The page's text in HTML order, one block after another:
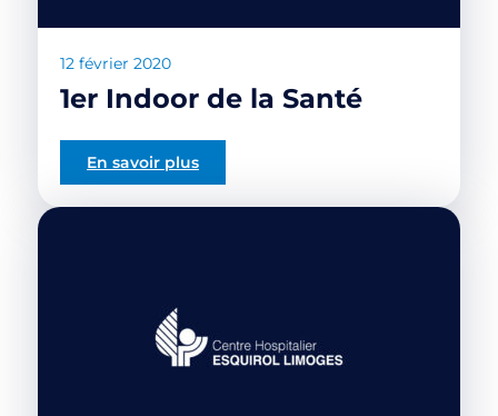
12 février 2020
1er Indoor de la Santé
En savoir plus